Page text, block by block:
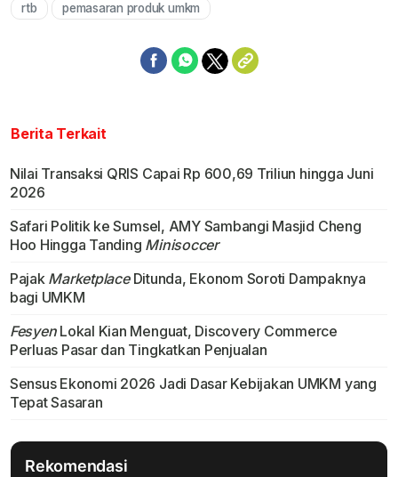
rtb pemasaran produk umkm
Berita Terkait
Nilai Transaksi QRIS Capai Rp 600,69 Triliun hingga Juni
2026
Safari Politik ke Sumsel, AMY Sambangi Masjid Cheng
Hoo Hingga Tanding Minisoccer
Pajak MarketplaceDitunda, Ekonom Soroti Dampaknya
bagi UMKM
FesyenLokal Kian Menguat, Discovery Commerce
Perluas Pasar dan Tingkatkan Penjualan
Sensus Ekonomi 2026 Jadi Dasar Kebijakan UMKM yang
Tepat Sasaran
Rekomendasi